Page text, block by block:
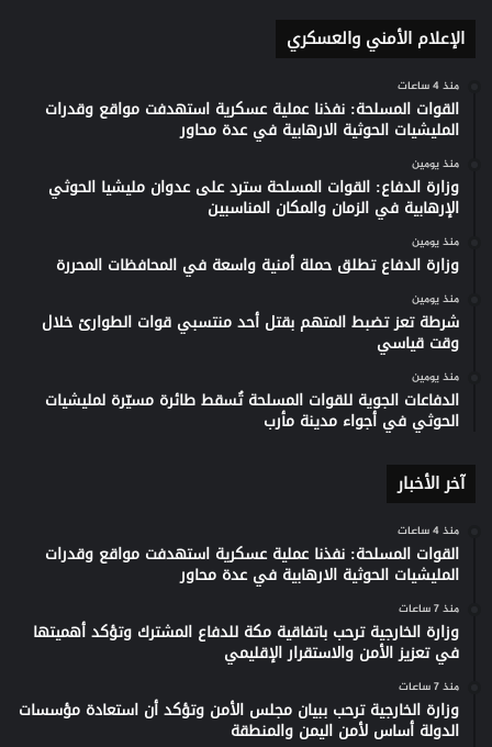
الإعلام الأمني والعسكري
منذ 4 ساعات
القوات المسلحة: نفذنا عملية عسكرية استهدفت مواقع وقدرات
المليشيات الحوثية الارهابية في عدة محاور
منذ يومين
وزارة الدفاع: القوات المسلحة سترد على عدوان مليشيا الحوثي
الإرهابية في الزمان والمكان المناسبين
منذ يومين
وزارة الدفاع تطلق حملة أمنية واسعة في المحافظات المحررة
منذ يومين
شرطة تعز تضبط المتهم بقتل أحد منتسبي قوات الطوارئ خلال
وقت قياسي
منذ يومين
الدفاعات الجوية للقوات المسلحة تُسقط طائرة مسيّرة لمليشيات
الحوثي في أجواء مدينة مأرب
آخر الأخبار
منذ 4 ساعات
القوات المسلحة: نفذنا عملية عسكرية استهدفت مواقع وقدرات
المليشيات الحوثية الارهابية في عدة محاور
منذ 7 ساعات
وزارة الخارجية ترحب باتفاقية مكة للدفاع المشترك وتؤكد أهميتها
في تعزيز الأمن والاستقرار الإقليمي
منذ 7 ساعات
وزارة الخارجية ترحب ببيان مجلس الأمن وتؤكد أن استعادة مؤسسات
الدولة أساس لأمن اليمن والمنطقة